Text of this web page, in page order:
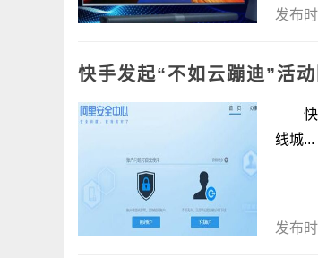
发布
快手发起“不如云蹦迪”活
快手
线城...
发布